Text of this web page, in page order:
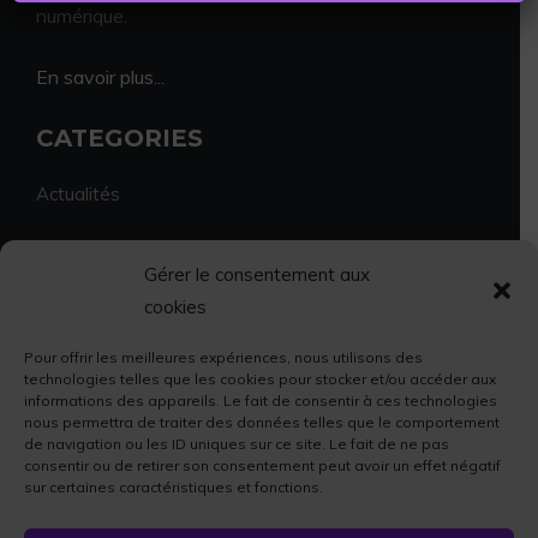
Gérer le consentement aux
cookies
Pour offrir les meilleures expériences, nous utilisons des
technologies telles que les cookies pour stocker et/ou accéder aux
informations des appareils. Le fait de consentir à ces technologies
nous permettra de traiter des données telles que le comportement
de navigation ou les ID uniques sur ce site. Le fait de ne pas
consentir ou de retirer son consentement peut avoir un effet négatif
sur certaines caractéristiques et fonctions.
numérique.
En savoir plus...
CATEGORIES
Actualités
Economie et vie locale
Sport et culture
Faits divers